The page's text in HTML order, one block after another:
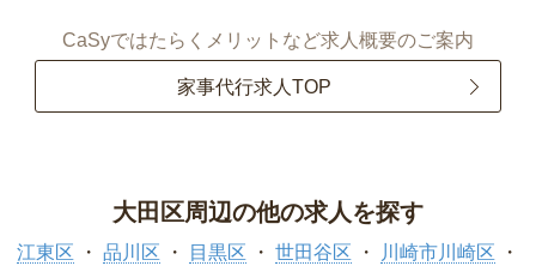
CaSyではたらくメリットなど求人概要のご案内
家事代行求人TOP
大田区周辺の他の求人を探す
江東区 品川区 目黒区 世田谷区
川崎市川崎区